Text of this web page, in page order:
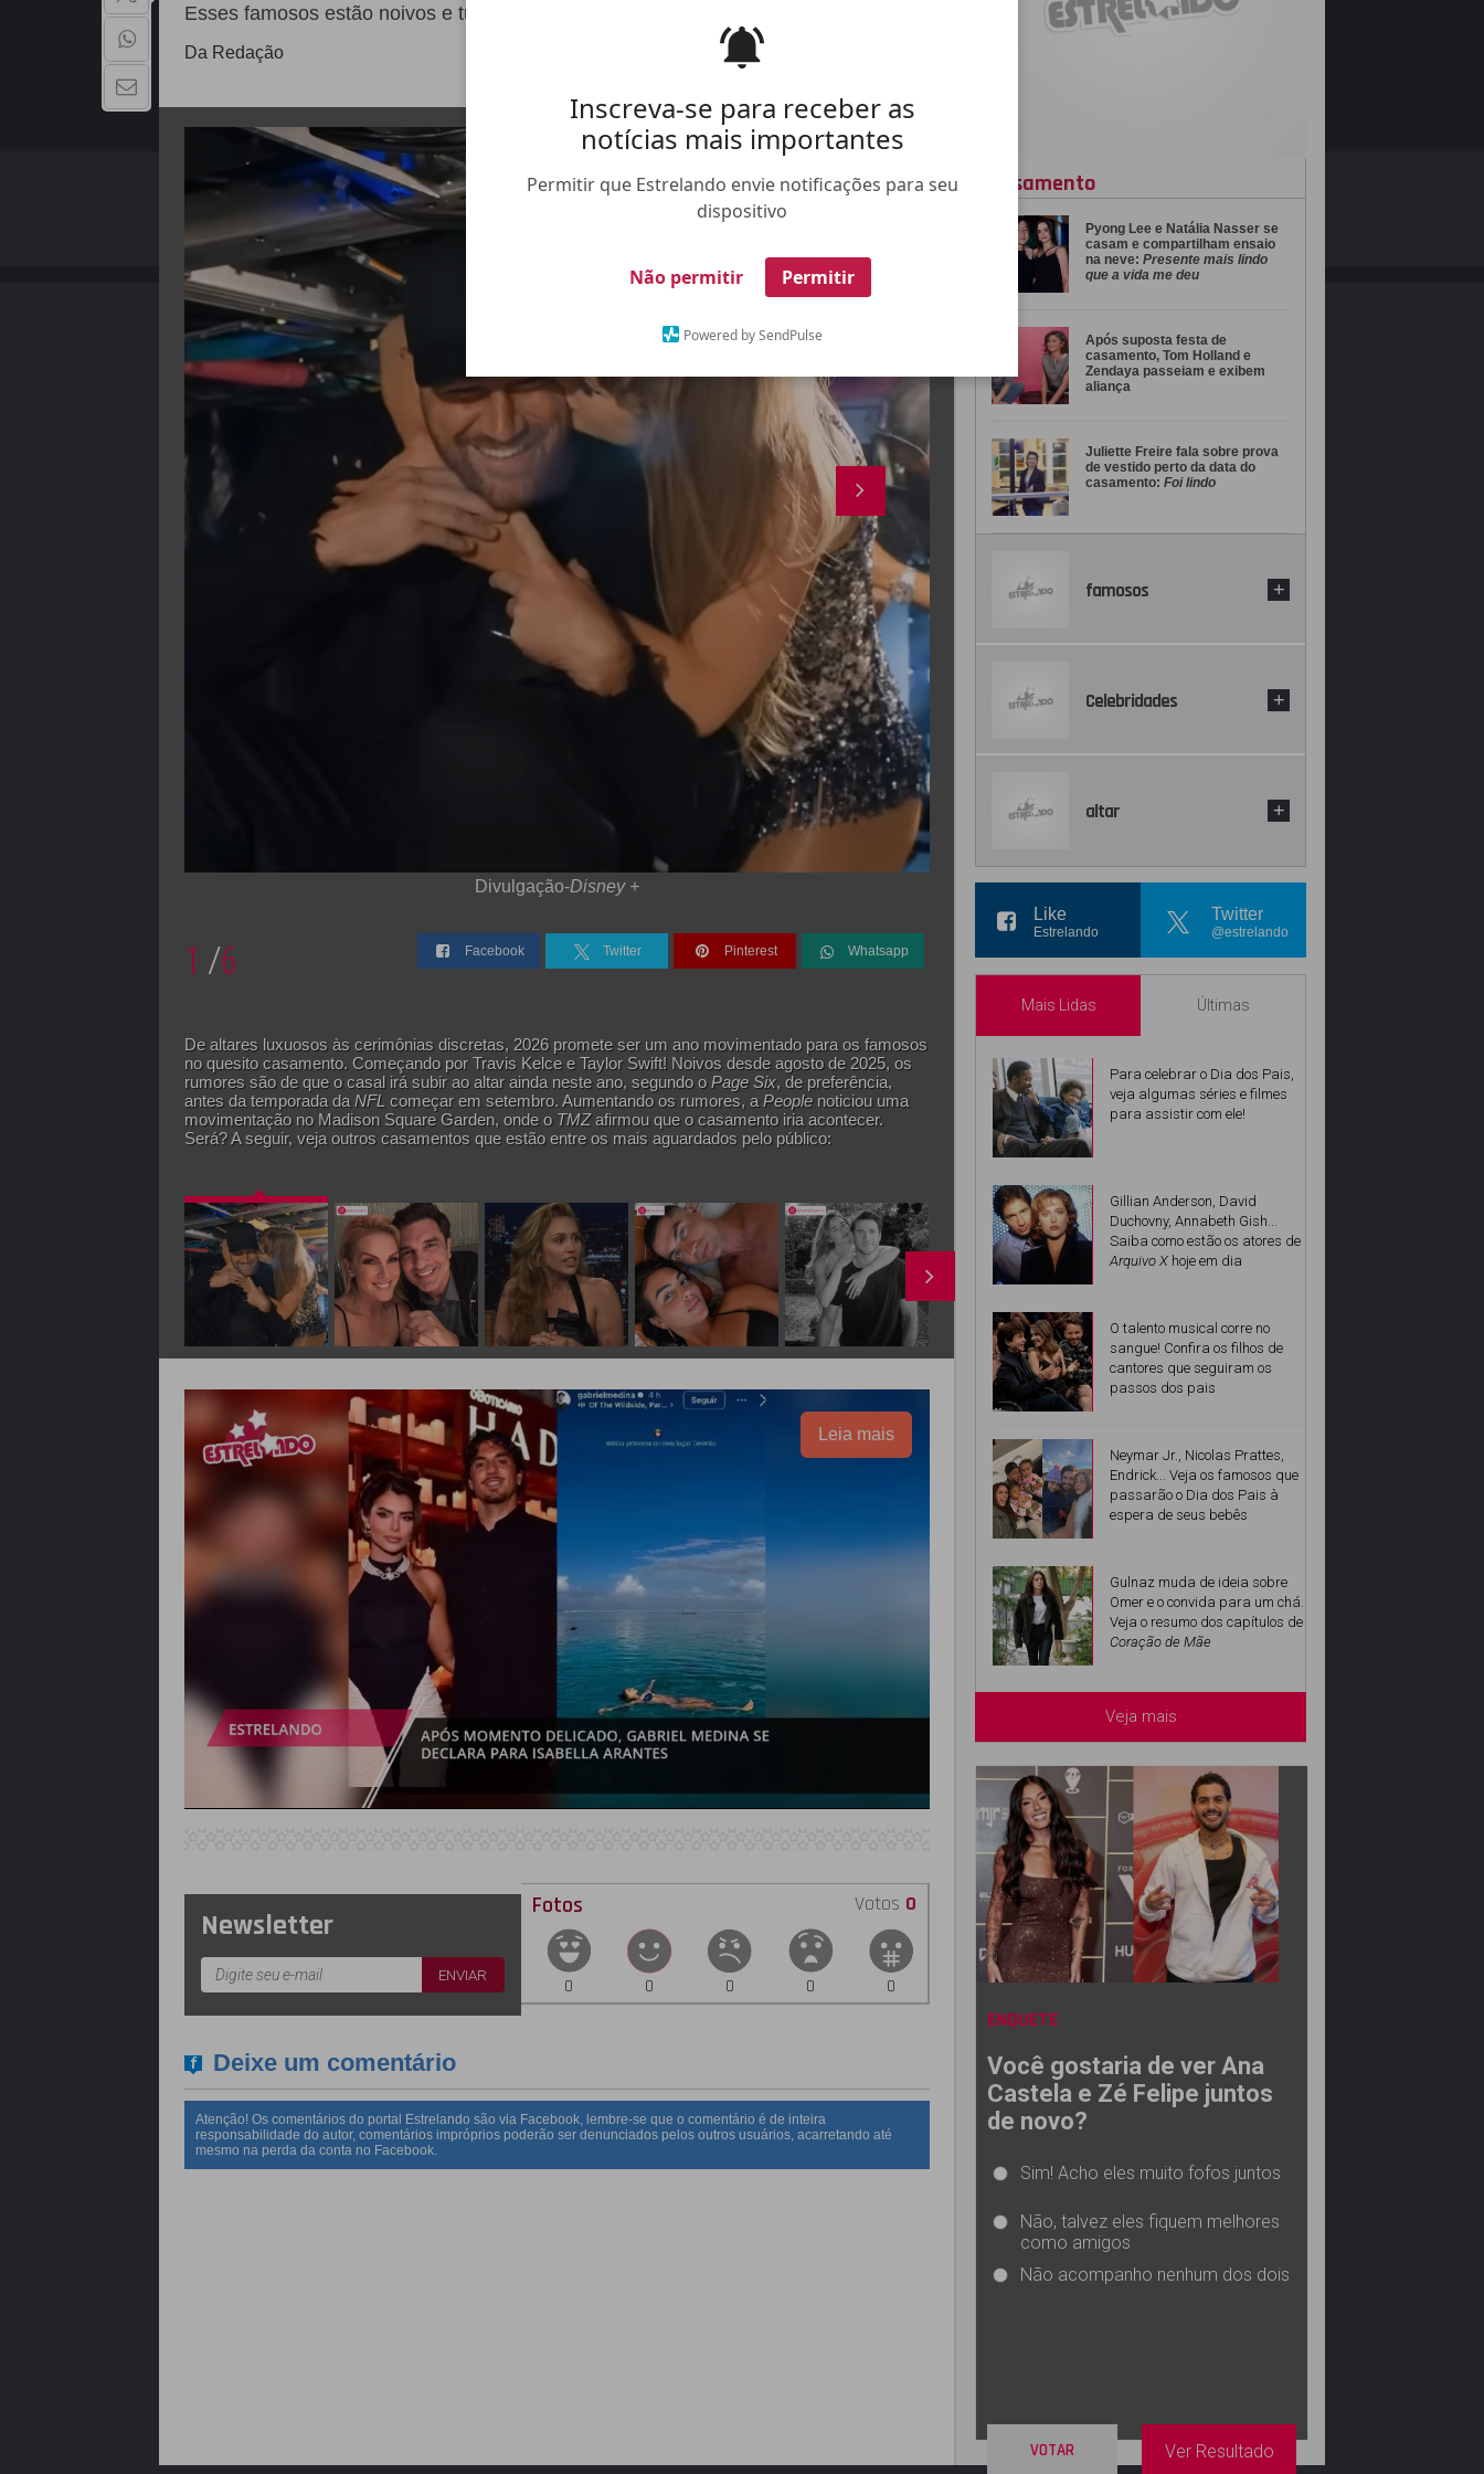
Inscreva-se para receber as
notícias mais importantes
Permitir que Estrelando envie notificações para seu
dispositivo
Não permitir Permitir
Powered by SendPulse
Esses famosos estão noivos e tudo indica que dirão sim ainda neste ano
Da Redação
X
Divulgação-Disney +
1 /6 Facebook Twitter Pinterest Whatsapp
De altares luxuosos às cerimônias discretas, 2026 promete ser um ano movimentado para os famosos
no quesito casamento. Começando por Travis Kelce e Taylor Swift! Noivos desde agosto de 2025, os
rumores são de que o casal irá subir ao altar ainda neste ano, segundo oPage Six, de preferência,
antes da temporada da NFL começar em setembro. Aumentando os rumores, a Peoplenoticiou uma
movimentação no Madison Square Garden, onde o TMZafirmou que o casamento iria acontecer.
Será? A seguir, veja outros casamentos que estão entre os mais aguardados pelo público:
Leia mais
Newsletter
Fotos Votos 0
0 0 0 0 0
Deixe um comentário
Atenção! Os comentários do portal Estrelando são via Facebook, lembre-se que o comentário é de inteira
responsabilidade do autor, comentários impróprios poderão ser denunciados pelos outros usuários, acarretando até
mesmo na perda da conta no Facebook.
casamento
Pyong Lee e Natália Nasser se
casam e compartilham ensaio
na neve: Presente mais lindo
que a vida me deu
Após suposta festa de
casamento, Tom Holland e
Zendaya passeiam e exibem
aliança
Juliette Freire fala sobre prova
de vestido perto da data do
casamento: Foi lindo
famosos +
Celebridades +
altar +
Like
Estrelando
Twitter
@estrelando
Mais Lidas Últimas
Para celebrar o Dia dos Pais,
veja algumas séries e filmes
para assistir com ele!
Gillian Anderson, David
Duchovny, Annabeth Gish...
Saiba como estão os atores de
Arquivo X hoje em dia
O talento musical corre no
sangue! Confira os filhos de
cantores que seguiram os
passos dos pais
Neymar Jr., Nicolas Prattes,
Endrick... Veja os famosos que
passarão o Dia dos Pais à
espera de seus bebês
Gulnaz muda de ideia sobre
Omer e o convida para um chá.
Veja o resumo dos capítulos de
Coração de Mãe
Veja mais
ENQUETE
Você gostaria de ver Ana
Castela e Zé Felipe juntos
de novo?
Sim! Acho eles muito fofos juntos
Não, talvez eles fiquem melhores
como amigos
Não acompanho nenhum dos dois
VOTAR Ver Resultado
QUEM SOMOS FALE CONOSCO ANUNCIE NO ESTRELANDO TRABALHE NO ESTRELANDO
Copyright - 2026 | Todos os direitos reservados Desenvolvido por